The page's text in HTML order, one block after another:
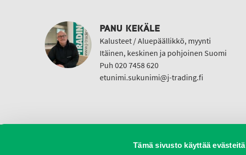
Tämä sivusto käyttää evästeitä
PANU KEKÄLE
Kalusteet / Aluepäällikkö, myynti
Itäinen, keskinen ja pohjoinen Suomi
Puh 020 7458 620
etunimi.sukunimi@j-trading.fi